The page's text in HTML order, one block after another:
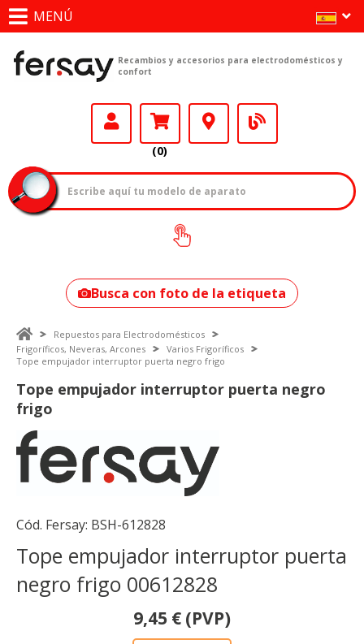
MENÚ
Recambios y accesorios para electrodomésticos y
confort
(0)
¿Cómo encontrar
tu modelo?
Busca con foto de la etiqueta
Repuestos para Electrodomésticos
Frigoríficos, Neveras, Arcones
Varios Frigoríficos
Tope empujador interruptor puerta negro frigo
Tope empujador interruptor puerta negro
frigo
Cód. Fersay: BSH-612828
Tope empujador interruptor puerta
negro frigo 00612828
9,45 € (PVP)